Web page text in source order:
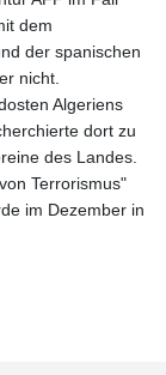
dem
der spanischen
nicht.
Algeriens
dort zu
des Landes.
Terrorismus"
im Dezember in